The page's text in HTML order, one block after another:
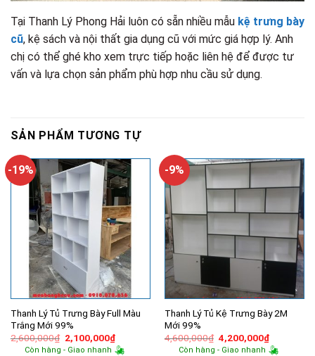
Tại Thanh Lý Phong Hải luôn có sẵn nhiều mẫu kệ trưng bày
cũ, kệ sách và nội thất gia dụng cũ với mức giá hợp lý. Anh
chị có thể ghé kho xem trực tiếp hoặc liên hệ để được tư
vấn và lựa chọn sản phẩm phù hợp nhu cầu sử dụng.
SẢN PHẨM TƯƠNG TỰ
-19%
Thanh Lý Tủ Trưng Bày Full Màu
Trắng Mới 99%
2,600,000₫ Giá
gốc
2,100,000₫Giá
hiện
Còn hàng - Giao nhanh
-9%
Thanh Lý Tủ Kệ Trưng Bày 2M
Mới 99%
4,600,000₫ Giá
gốc
4,200,000₫Giá
hiện
Còn hàng - Giao nhanh